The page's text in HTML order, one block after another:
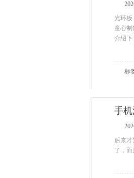
光环板
童心制
介绍下
标
手
后来
了，而